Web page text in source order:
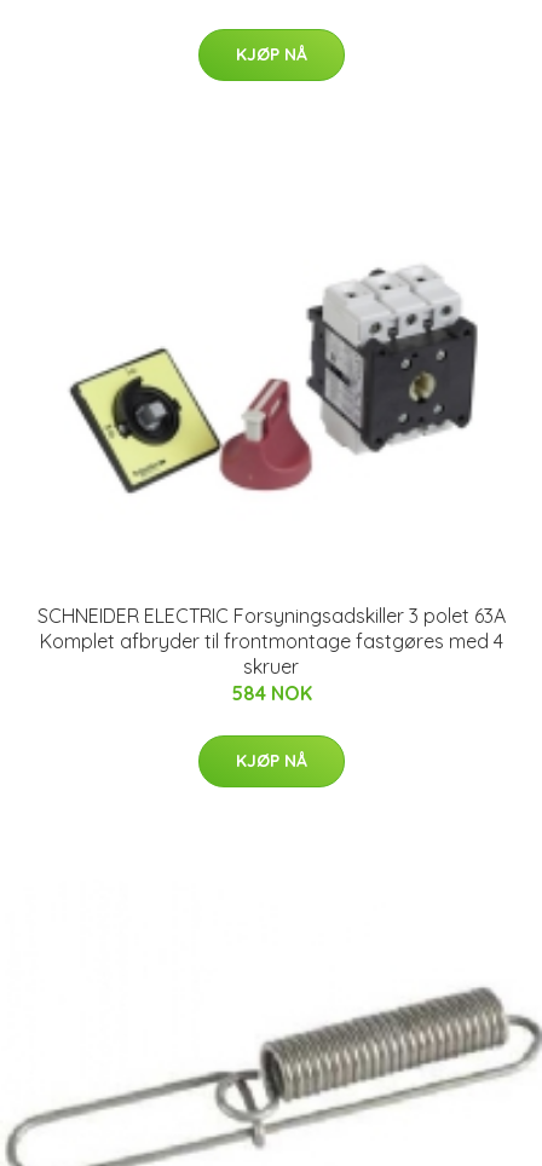
KJØP NÅ
SCHNEIDER ELECTRIC Forsyningsadskiller 3 polet 63A
Komplet afbryder til frontmontage fastgøres med 4
skruer
584 NOK
KJØP NÅ